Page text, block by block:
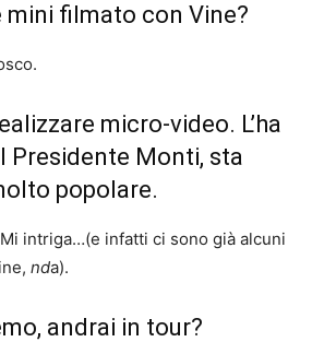
mini filmato con Vine?
micro-video. L’ha
Presidente Monti, sta
popolare.
intriga…(e infatti ci sono già alcuni
nda).
andrai in tour?